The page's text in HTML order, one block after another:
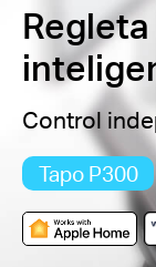
Control
Tapo P300